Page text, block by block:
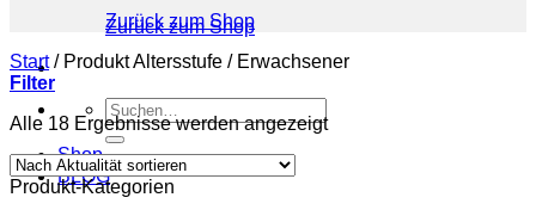
Zurück zum Shop
Suchen
nach:
Shop
BLOG
Zurück zum Shop
Start /Produkt Altersstufe /‎Erwachsener
Filter
Alle 18 Ergebnisse werden angezeigtNach
Produkt-Kategorien